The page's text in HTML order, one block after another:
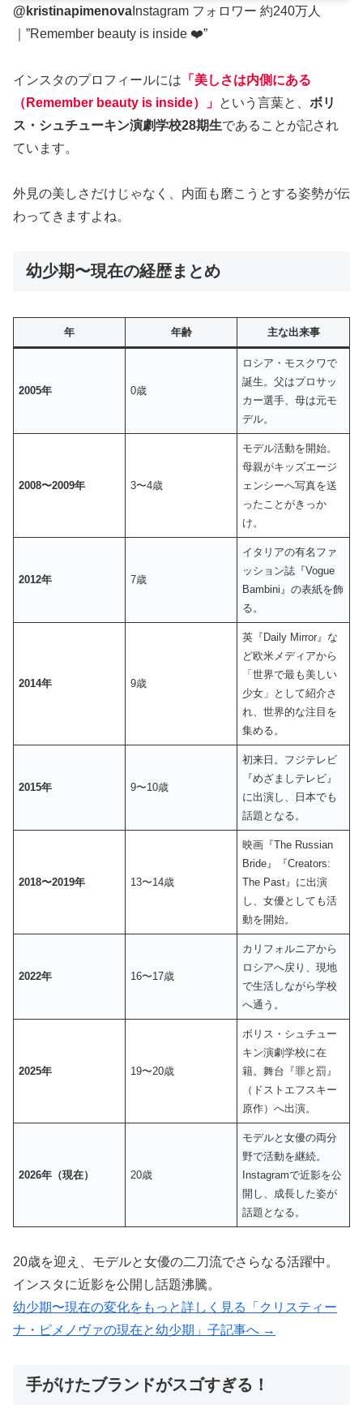
@kristinapimenova Instagram フォロワー 約240万人
｜”Remember beauty is inside ❤️”
インスタのプロフィールには 「 美しさは内側にある
（Remember beauty is inside）
」 という言葉と、 ボリ
ス・シュチューキン演劇学校28期生であることが記され
ています。
外見の美しさだけじゃなく、内面も磨こうとする姿勢が伝
わってきますよね。
幼少期〜現在の経歴まとめ
年 年齢 主な出来事
2005年 0歳
ロシア・モスクワで
誕生。父はプロサッ
カー選手、母は元モ
デル。
2008〜2009年 3〜4歳
モデル活動を開始。
母親がキッズエージ
ェンシーへ写真を送
ったことがきっか
け。
2012年 7歳
イタリアの有名ファ
ッション誌『Vogue
Bambini』の表紙を飾
る。
2014年 9歳
英『Daily Mirror』な
ど欧米メディアから
「世界で最も美しい
少女」として紹介さ
れ、世界的な注目を
集める。
2015年 9〜10歳
初来日。フジテレビ
『めざましテレビ』
に出演し、日本でも
話題となる。
2018〜2019年 13〜14歳
映画『The Russian
Bride』『Creators:
The Past』に出演
し、女優としても活
動を開始。
2022年 16〜17歳
カリフォルニアから
ロシアへ戻り、現地
で生活しながら学校
へ通う。
2025年 19〜20歳
ボリス・シュチュー
キン演劇学校に在
籍。舞台『罪と罰』
（ドストエフスキー
原作）へ出演。
2026年（現在） 20歳
モデルと女優の両分
野で活動を継続。
Instagramで近影を公
開し、成長した姿が
話題となる。
20歳を迎え、モデルと女優の二刀流でさらなる活躍中。
インスタに近影を公開し話題沸騰。
幼少期〜現在の変化をもっと詳しく見る「クリスティー
ナ・ピメノヴァの現在と幼少期」子記事へ →
手がけたブランドがスゴすぎる！